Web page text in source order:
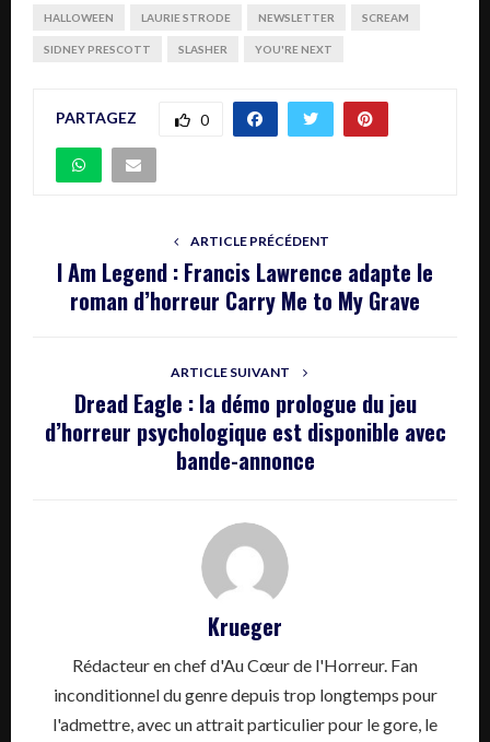
HALLOWEEN LAURIE STRODE NEWSLETTER SCREAM
SIDNEY PRESCOTT SLASHER YOU'RE NEXT
PARTAGEZ 0
ARTICLE PRÉCÉDENT
I Am Legend : Francis Lawrence adapte le
roman d’horreur Carry Me to My Grave
ARTICLE SUIVANT
Dread Eagle : la démo prologue du jeu
d’horreur psychologique est disponible avec
bande-annonce
Krueger
Rédacteur en chef d'Au Cœur de l'Horreur. Fan
inconditionnel du genre depuis trop longtemps pour
l'admettre, avec un attrait particulier pour le gore, le